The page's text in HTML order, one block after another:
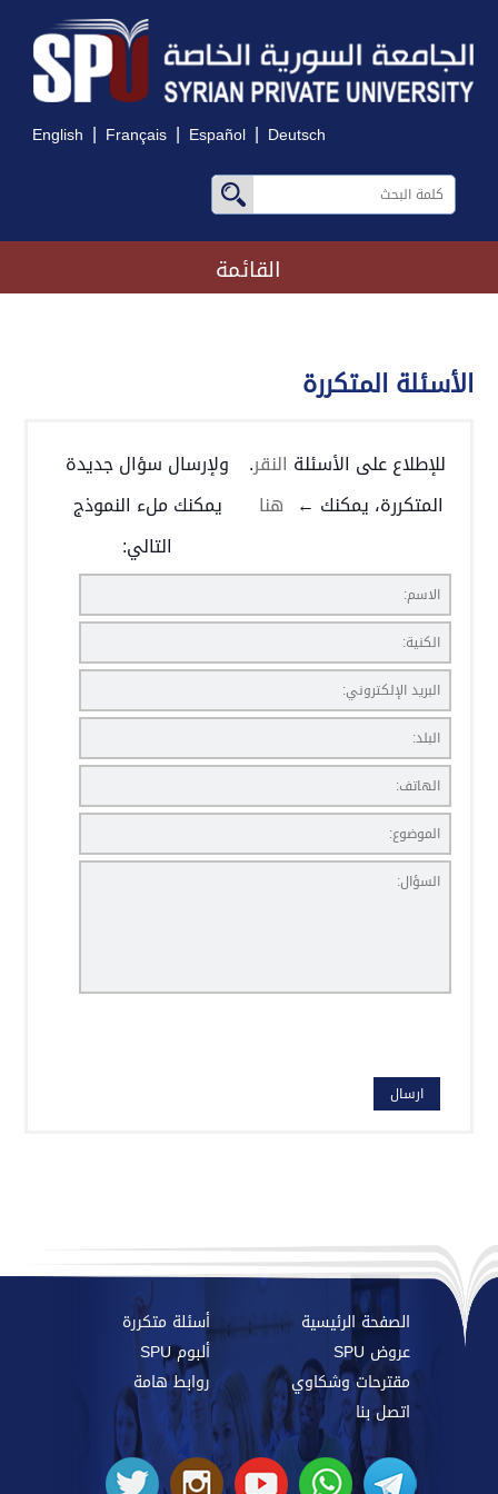
English | Français | Español | Deutsch
القائمة
الأسئلة المتكررة
للإطلاع على الأسئلة
المتكررة، يمكنك ←
النقر
هنا
.
ولإرسال سؤال جديدة
يمكنك ملء النموذج
التالي:
الصفحة الرئيسية
أسئلة متكررة
عروض SPU
ألبوم SPU
مقترحات وشكاوي
روابط هامة
اتصل بنا